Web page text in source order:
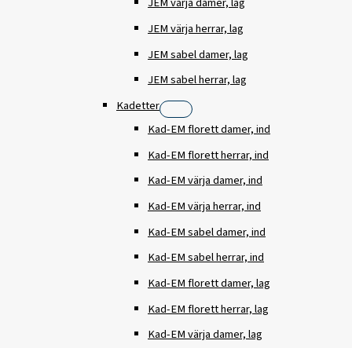
JEM värja herrar, lag
JEM sabel damer, lag
JEM sabel herrar, lag
Kadetter
Kad-EM florett damer, ind
Kad-EM florett herrar, ind
Kad-EM värja damer, ind
Kad-EM värja herrar, ind
Kad-EM sabel damer, ind
Kad-EM sabel herrar, ind
Kad-EM florett damer, lag
Kad-EM florett herrar, lag
Kad-EM värja damer, lag